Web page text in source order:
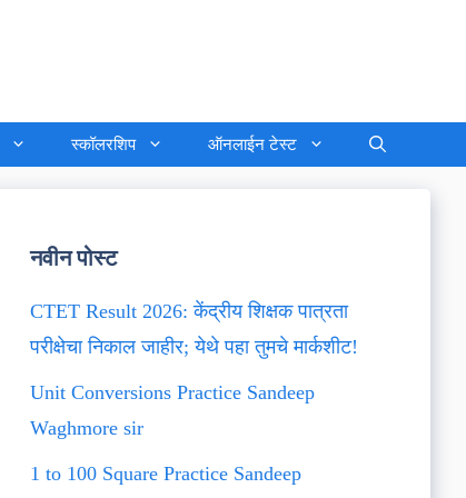
स्कॉलरशिप ऑनलाईन टेस्ट
नवीन पोस्ट
CTET Result 2026: केंद्रीय शिक्षक पात्रता
परीक्षेचा निकाल जाहीर; येथे पहा तुमचे मार्कशीट!
Unit Conversions Practice Sandeep
Waghmore sir
1 to 100 Square Practice Sandeep